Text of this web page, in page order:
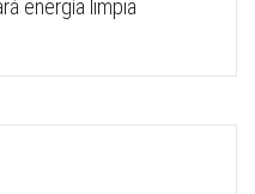
energía limpia